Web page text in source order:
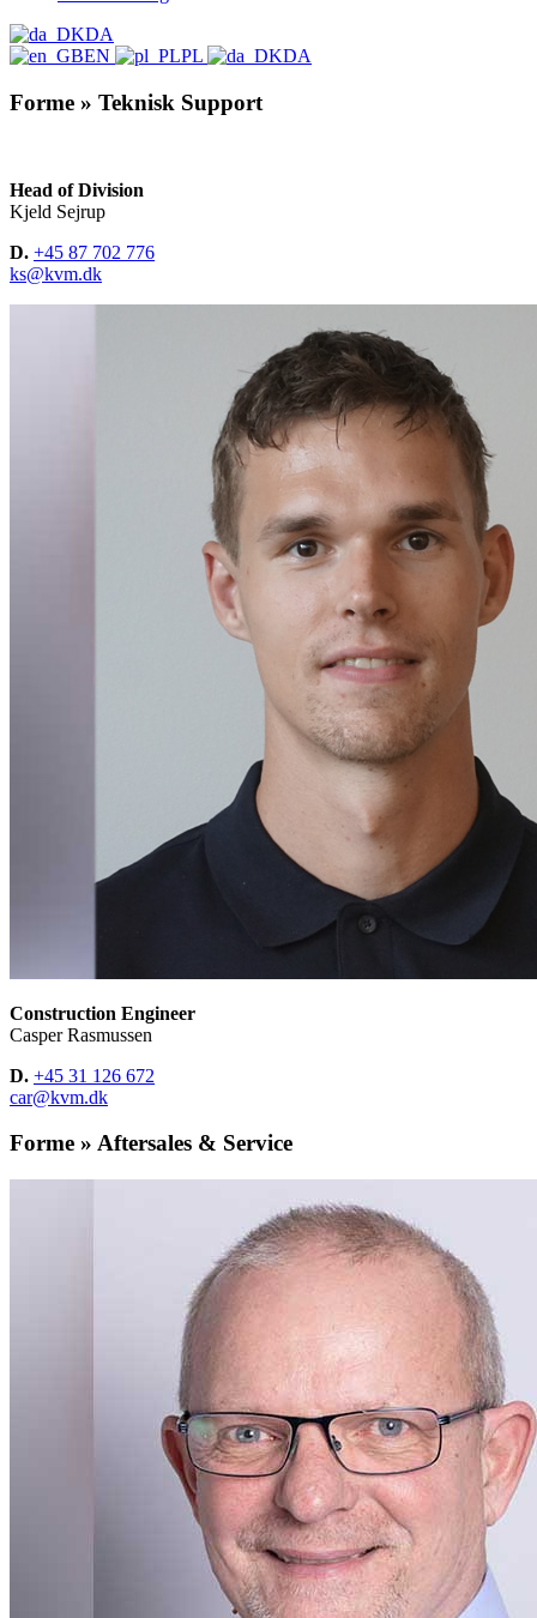
DA
EN
PL DA
Forme » Teknisk Support
Head of Division
Kjeld Sejrup
D. +45 87 702 776
ks@kvm.dk
Construction Engineer
Casper Rasmussen
D. +45 31 126 672
car@kvm.dk
Forme » Aftersales & Service